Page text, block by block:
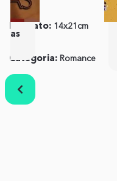
Formato: 14x21cm
Categoria: Romance